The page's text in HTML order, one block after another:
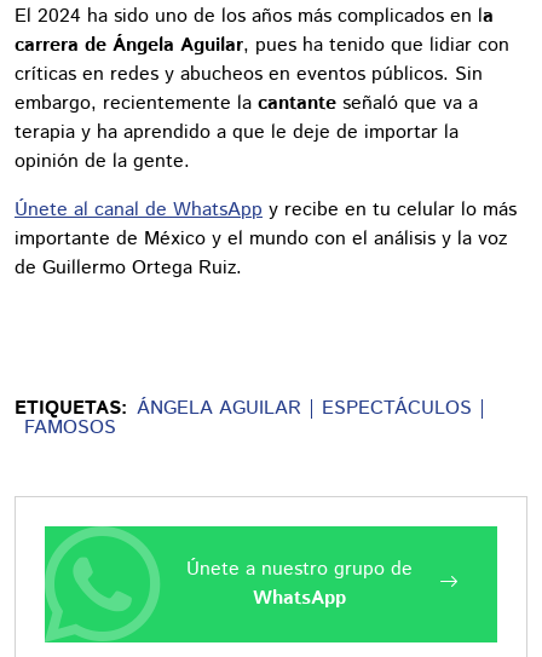
El 2024 ha sido uno de los años más complicados en la
carrera de Ángela Aguilar, pues ha tenido que lidiar con
críticas en redes y abucheos en eventos públicos. Sin
embargo, recientemente la cantante señaló que va a
terapia y ha aprendido a que le deje de importar la
opinión de la gente.
Únete al canal de WhatsApp y recibe en tu celular lo más
importante de México y el mundo con el análisis y la voz
de Guillermo Ortega Ruiz.
ETIQUETAS: ÁNGELA AGUILAR ESPECTÁCULOS
FAMOSOS
Únete a nuestro grupo de
WhatsApp